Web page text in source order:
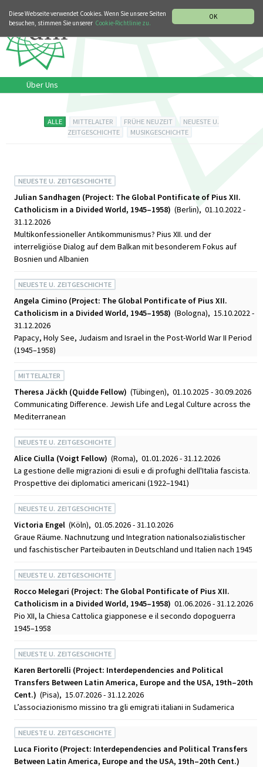
OK
Diese Webseite verwendet Cookies. Wenn Sie unsere Seiten
besuchen, stimmen Sie unserer Cookie-Richtlinie zu.
Über Uns
ALLE MITTELALTER FRÜHE NEUZEIT
NEUESTE U.
ZEITGESCHICHTE
MUSIKGESCHICHTE
NEUESTE U. ZEITGESCHICHTE
Julian Sandhagen (Project: The Global Pontificate of Pius XII.
Catholicism in a Divided World, 1945–1958) (Berlin), 01.10.2022 -
31.12.2026
Multikonfessioneller Antikommunismus? Pius XII. und der
interreligiöse Dialog auf dem Balkan mit besonderem Fokus auf
Bosnien und Albanien
NEUESTE U. ZEITGESCHICHTE
Angela Cimino (Project: The Global Pontificate of Pius XII.
Catholicism in a Divided World, 1945–1958) (Bologna), 15.10.2022 -
31.12.2026
Papacy, Holy See, Judaism and Israel in the Post-World War II Period
(1945–1958)
MITTELALTER
Theresa Jäckh (Quidde Fellow) (Tübingen), 01.10.2025 - 30.09.2026
Communicating Difference. Jewish Life and Legal Culture across the
Mediterranean
NEUESTE U. ZEITGESCHICHTE
Alice Ciulla (Voigt Fellow) (Roma), 01.01.2026 - 31.12.2026
La gestione delle migrazioni di esuli e di profughi dell'Italia fascista.
Prospettive dei diplomatici americani (1922–1941)
NEUESTE U. ZEITGESCHICHTE
Victoria Engel (Köln), 01.05.2026 - 31.10.2026
Graue Räume. Nachnutzung und Integration nationalsozialistischer
und faschistischer Parteibauten in Deutschland und Italien nach 1945
NEUESTE U. ZEITGESCHICHTE
Rocco Melegari (Project: The Global Pontificate of Pius XII.
Catholicism in a Divided World, 1945–1958) 01.06.2026 - 31.12.2026
Pio XII, la Chiesa Cattolica giapponese e il secondo dopoguerra
1945–1958
NEUESTE U. ZEITGESCHICHTE
Karen Bertorelli (Project: Interdependencies and Political
Transfers Between Latin America, Europe and the USA, 19th–20th
Cent.) (Pisa), 15.07.2026 - 31.12.2026
L’associazionismo missino tra gli emigrati italiani in Sudamerica
NEUESTE U. ZEITGESCHICHTE
Luca Fiorito (Project: Interdependencies and Political Transfers
Between Latin America, Europe and the USA, 19th–20th Cent.)